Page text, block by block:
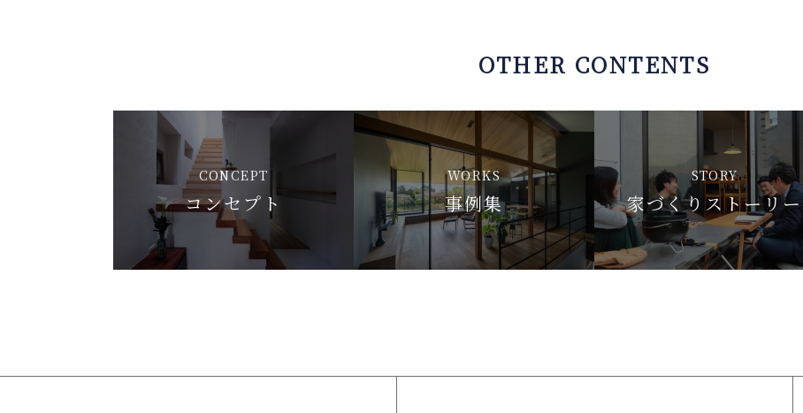
OTHER CONTENTS
CONCEPT
コンセプト
WORKS
事例集
STORY
家づくりストーリー